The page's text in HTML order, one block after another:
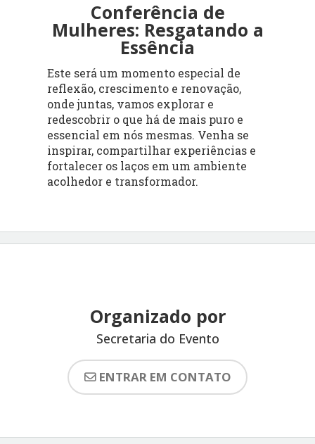
Conferência de
Mulheres: Resgatando a
Essência
Este será um momento especial de
reflexão, crescimento e renovação,
onde juntas, vamos explorar e
redescobrir o que há de mais puro e
essencial em nós mesmas. Venha se
inspirar, compartilhar experiências e
fortalecer os laços em um ambiente
acolhedor e transformador.
Organizado por
Secretaria do Evento
ENTRAR EM CONTATO